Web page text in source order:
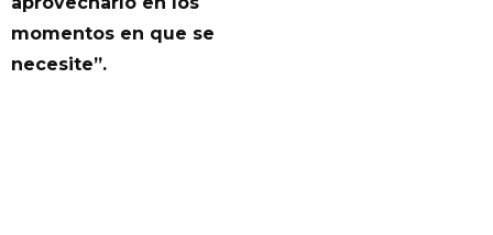
momentos en que se
necesite”.